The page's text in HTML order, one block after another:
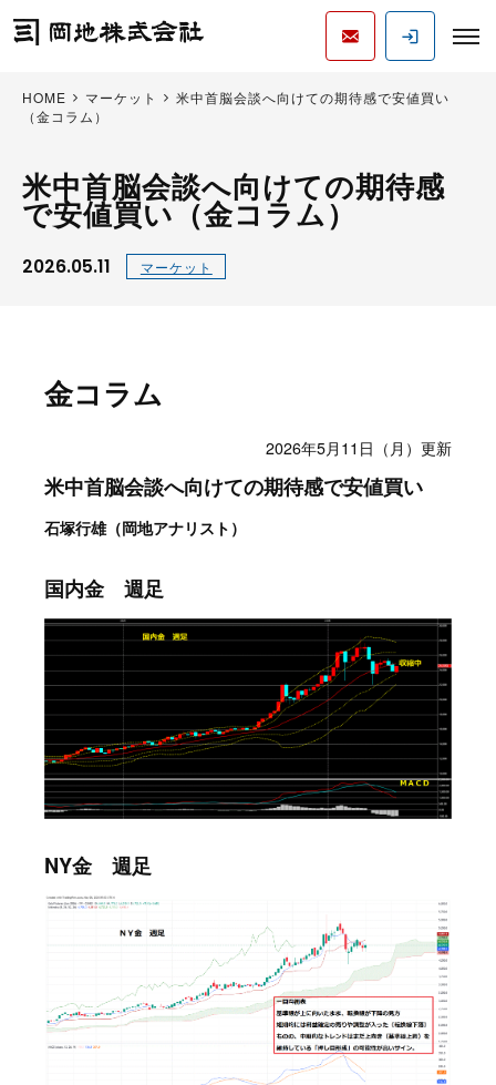
HOME マーケット
米中首脳会談へ向けての期待感で安値買い
（金コラム）
米中首脳会談へ向けての期待感
で安値買い（金コラム）
2026.05.11 マーケット
金コラム
2026年5月11日（月）更新
米中首脳会談へ向けての期待感で安値買い
石塚行雄（岡地アナリスト）
国内金 週足
NY金 週足